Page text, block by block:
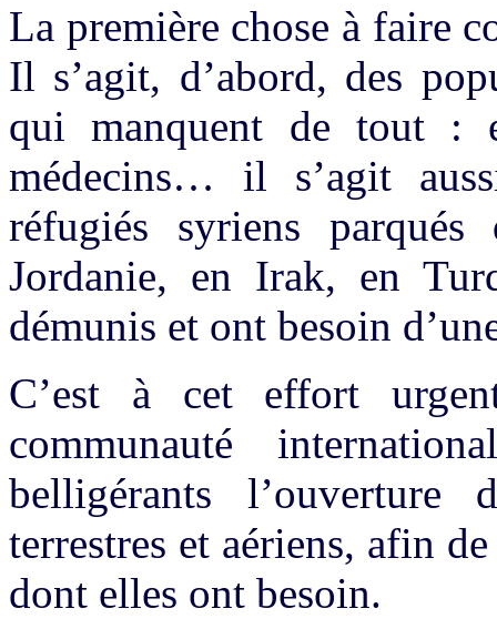
La première chose à faire
Il s’agit, d’abord, des
qui manquent de tout :
médecins… il s’agit
réfugiés syriens
Jordanie, en Irak, en
démunis et ont besoin
C’est à cet effort
communauté
belligérants
terrestres et aériens, afin
dont elles ont besoin.